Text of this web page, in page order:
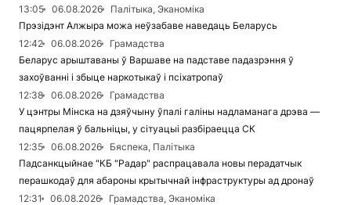
13:05
06.08.2026
Палітыка, Эканоміка
Прэзідэнт Алжыра можа неўзабаве наведаць Беларусь
12:42
06.08.2026
Грамадства
Беларус арыштаваны ў Варшаве на падставе падазрэння ў
захоўванні і збыце наркотыкаў і псіхатропаў
12:38
06.08.2026
Грамадства
У цэнтры Мінска на дзяўчыну ўпалі галіны надламанага дрэва —
пацярпелая ў бальніцы, у сітуацыі разбіраецца СК
12:35
06.08.2026
Бяспека, Палітыка
Падсанкцыйнае "КБ "Радар" распрацавала новы перадатчык
перашкодаў для абароны крытычнай інфраструктуры ад дронаў
12:31
06.08.2026
Грамадства, Эканоміка